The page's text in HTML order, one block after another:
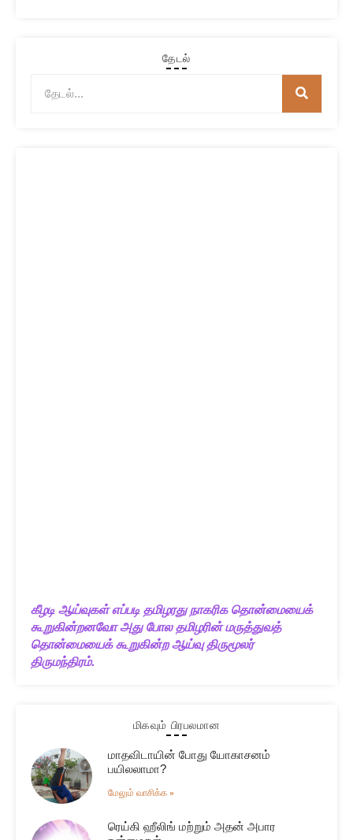
தேடல்
கீழடி ஆய்வுகள் எப்படி தமிழரது நாகரிக தொன்மையைக்
கூறுகின்றனவோ அது போல தமிழரின் மருத்துவத்
தொன்மையைக் கூறுகின்ற ஆய்வு திருமூலர்
திருமந்திரம்.
மிகவும் பிரபலமான
மாதவிடாயின் போது யோகாசனம்
பயிலலாமா?
மேலும் வாசிக்க »
ரெய்கி ஹீலிங் மற்றும் அதன் அபார